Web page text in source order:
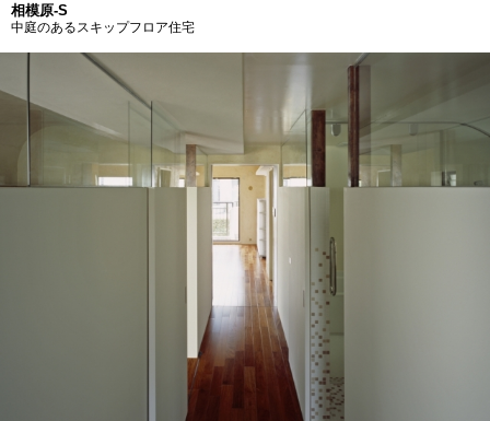
相模原-S
中庭のあるスキップフロア住宅